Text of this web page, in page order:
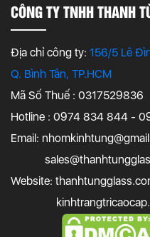
CÔNG TY TNHH THANH
Địa chỉ công ty: 156/5 Lê
Q. Bình Tân, TP.HCM
Mã Số Thuế : 0317529836
Hotline : 0974 834 844 -
Email:
Website: